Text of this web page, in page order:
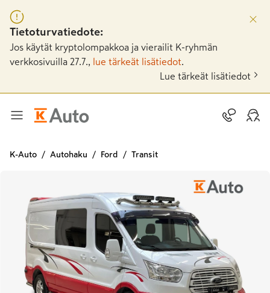
Tietoturvatiedote:
Jos käytät kryptolompakkoa ja vierailit K-ryhmän
verkkosivuilla 27.7.,
lue tärkeät lisätiedot
Lue tärkeät lisätiedot
K-Auto Autohaku Ford Transit